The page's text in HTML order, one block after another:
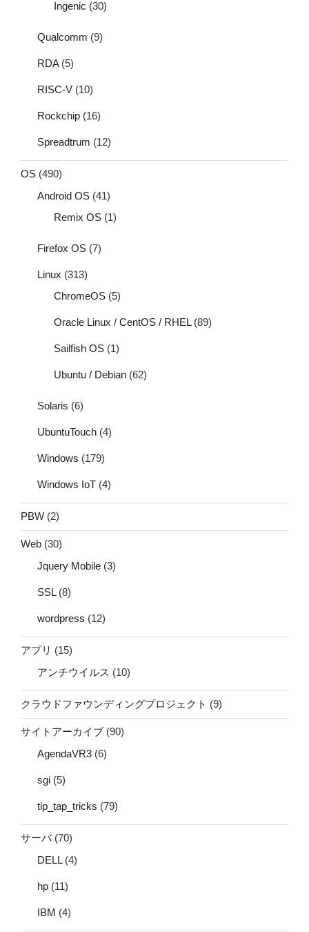
Ingenic (30)
Qualcomm (9)
RDA(5)
RISC-V (10)
Rockchip (16)
Spreadtrum (12)
OS (490)
Android OS (41)
Remix OS (1)
Firefox OS (7)
Linux (313)
ChromeOS (5)
Oracle Linux / CentOS / RHEL(89)
Sailfish OS (1)
Ubuntu / Debian (62)
Solaris (6)
UbuntuTouch (4)
Windows (179)
Windows IoT (4)
PBW (2)
Web (30)
Jquery Mobile (3)
SSL(8)
wordpress (12)
アプリ (15)
アンチウイルス (10)
クラウドファウンディングプロジェクト (9)
サイトアーカイブ (90)
AgendaVR3 (6)
sgi (5)
tip_tap_tricks (79)
サーバ(70)
DELL(4)
hp (11)
IBM (4)